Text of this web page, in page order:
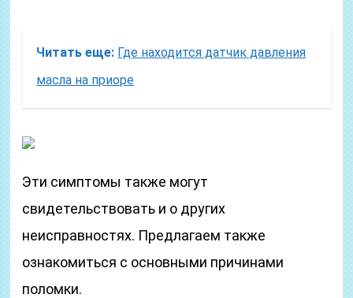
Читать еще: Где находится датчик давления
масла на приоре
Эти симптомы также могут
свидетельствовать и о других
неисправностях. Предлагаем также
ознакомиться с основными причинами
поломки.